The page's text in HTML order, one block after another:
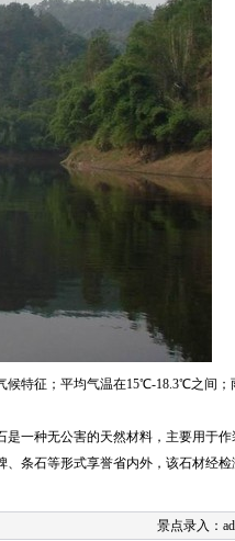
特征；平均气温在15℃-18.3℃之间；
种无公害的天然材料，主要用于作
条石等形式享誉省内外，该石材经检
景点录入：